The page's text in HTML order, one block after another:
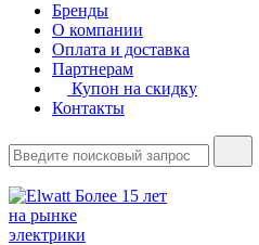
Бренды
О компании
Оплата и доставка
Партнерам
Купон на скидку
Контакты
Более 15 лет
на рынке
электрики